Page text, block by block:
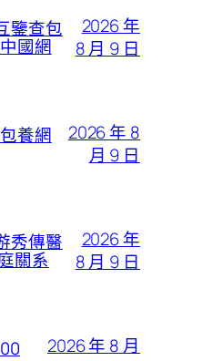
鑒查包
國網
2026 年
8 月 9 日
養網
2026 年 8
月 9 日
秀傳醫
關系
2026 年
8 月 9 日
2026 年 8 月